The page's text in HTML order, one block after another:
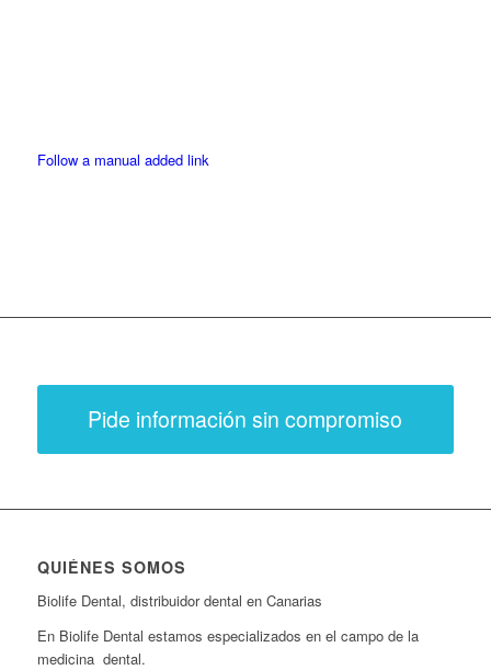
Follow a manual added link
Pide información sin compromiso
QUIÉNES SOMOS
Biolife Dental, distribuidor dental en Canarias
En Biolife Dental estamos especializados en el campo de la
medicina dental.